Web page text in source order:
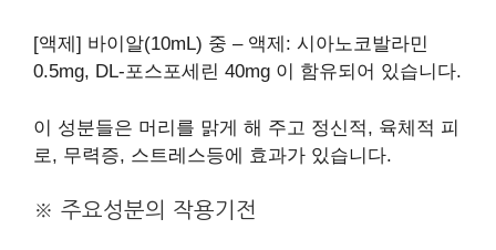
[액제] 바이알(10mL) 중 – 액제: 시아노코발라민
0.5mg, DL-포스포세린 40mg 이 함유되어 있습니다.
이 성분들은 머리를 맑게 해 주고 정신적, 육체적 피
로, 무력증, 스트레스등에 효과가 있습니다.
※ 주요성분의 작용기전